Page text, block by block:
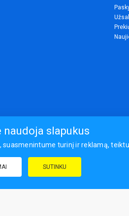
naudoja slapukus
turinį ir reklamą,
SUTINKU